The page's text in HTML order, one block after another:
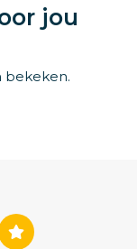
jou
bekeken.